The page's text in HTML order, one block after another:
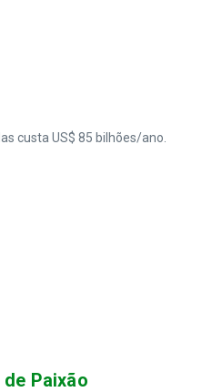
custa US$ 85 bilhões/ano.
Paixão